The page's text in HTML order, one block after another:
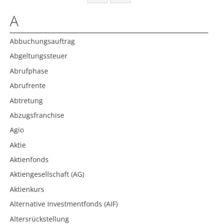
A
Abbuchungsauftrag
Abgeltungssteuer
Abrufphase
Abrufrente
Abtretung
Abzugsfranchise
Agio
Aktie
Aktienfonds
Aktiengesellschaft (AG)
Aktienkurs
Alternative Investmentfonds (AIF)
Altersrückstellung